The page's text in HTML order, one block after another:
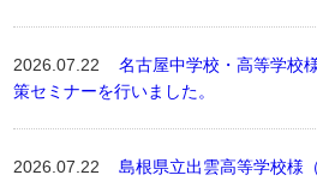
2026.07.22名古屋中学校・高等学校
策セミナーを行いました。
2026.07.22島根県立出雲高等学校様